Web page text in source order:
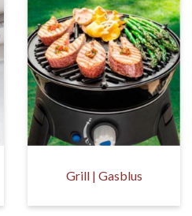
Grill | Gasblus